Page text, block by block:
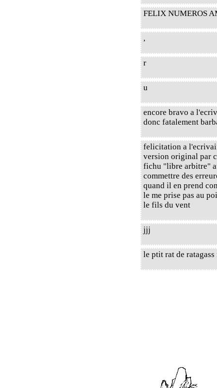
FELIX NUMEROS
,
r
u
encore bravo a
donc fatalement
felicitation a
version original par
fichu "libre arbitre"
commettre des
quand il en prend
le me prise pas au
le fils du vent
jjj
le ptit rat de